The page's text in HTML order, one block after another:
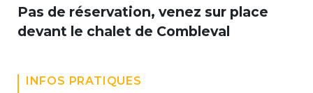
Pas de réservation, venez sur place
devant le chalet de Combleval
INFOS PRATIQUES